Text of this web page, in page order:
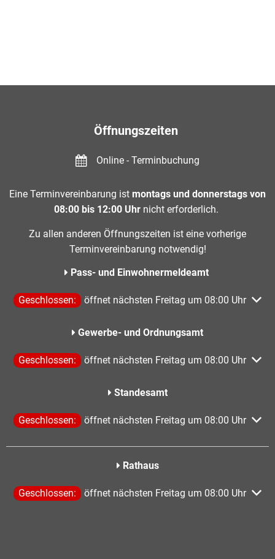
Öffnungszeiten
Online - Terminbuchung
Eine Terminvereinbarung ist montags und donnerstags von
08:00 bis 12:00 Uhr nicht erforderlich.
Zu allen anderen Öffnungszeiten ist eine vorherige
Terminvereinbarung notwendig!
Pass- und Einwohnermeldeamt
Klicken, um weitere Öffnungs- oder Schließzeiten
Geschlossen: öffnet nächsten Freitag um 08:00 Uhr
Gewerbe- und Ordnungsamt
Klicken, um weitere Öffnungs- oder Schließzeiten
Geschlossen: öffnet nächsten Freitag um 08:00 Uhr
Standesamt
Klicken, um weitere Öffnungs- oder Schließzeiten
Geschlossen: öffnet nächsten Freitag um 08:00 Uhr
Rathaus
Klicken, um weitere Öffnungs- oder Schließzeiten
Geschlossen: öffnet nächsten Freitag um 08:00 Uhr